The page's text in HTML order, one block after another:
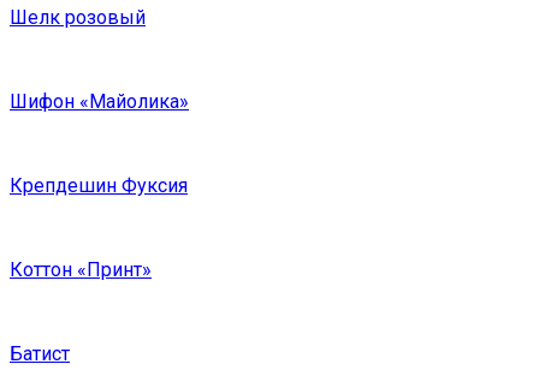
Шелк розовый
Шифон «Майолика»
Крепдешин Фуксия
Коттон «Принт»
Батист